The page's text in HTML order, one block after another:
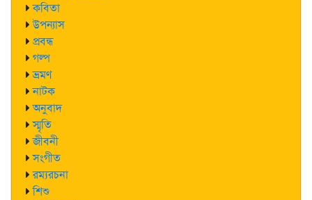
কবিতা
উপন্যাস
প্রবন্ধ
গল্প
ভ্রমণ
নাটক
অনুবাদ
স্মৃতি
জীবনী
সংগীত
রম্যরচনা
শিশু